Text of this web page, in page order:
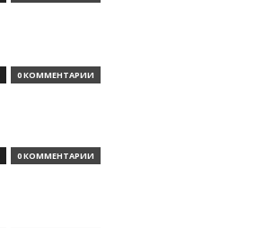
0 КОММЕНТАРИИ
0 КОММЕНТАРИИ